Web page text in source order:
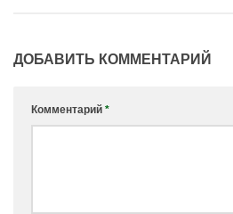
ДОБАВИТЬ КОММЕНТАРИЙ
Комментарий *